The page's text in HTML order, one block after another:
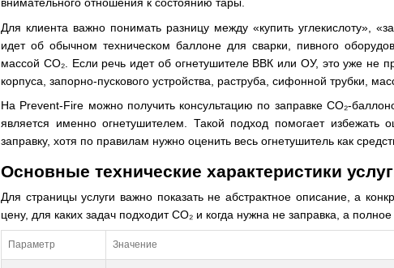
Для клиента важно понимать разницу между «купить углекислоту»,
идет об обычном техническом баллоне для сварки, пивного
массой CO₂. Если речь идет об огнетушителе ВВК или ОУ, это уже не
корпуса, запорно-пускового устройства, раструба, сифонной трубки,
На Prevent-Fire можно получить консультацию по заправке CO₂-
является именно огнетушителем. Такой подход помогает
заправку, хотя по правилам нужно оценить весь огнетушитель как
Основные технические характеристики
Для страницы услуги важно показать не абстрактное описание, а
цену, для каких задач подходит CO₂ и когда нужна не заправка, а
Параметр Значение